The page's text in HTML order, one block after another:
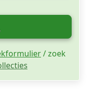
/ zoek